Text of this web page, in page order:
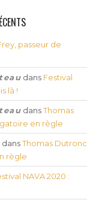
passeur de
dans Festival
là !
dansThomas
en règle
dansThomas Dutronc,
règle
NAVA 2020 :